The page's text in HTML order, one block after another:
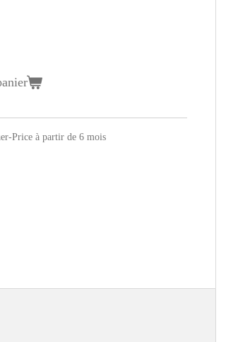
Price à partir de 6 mois